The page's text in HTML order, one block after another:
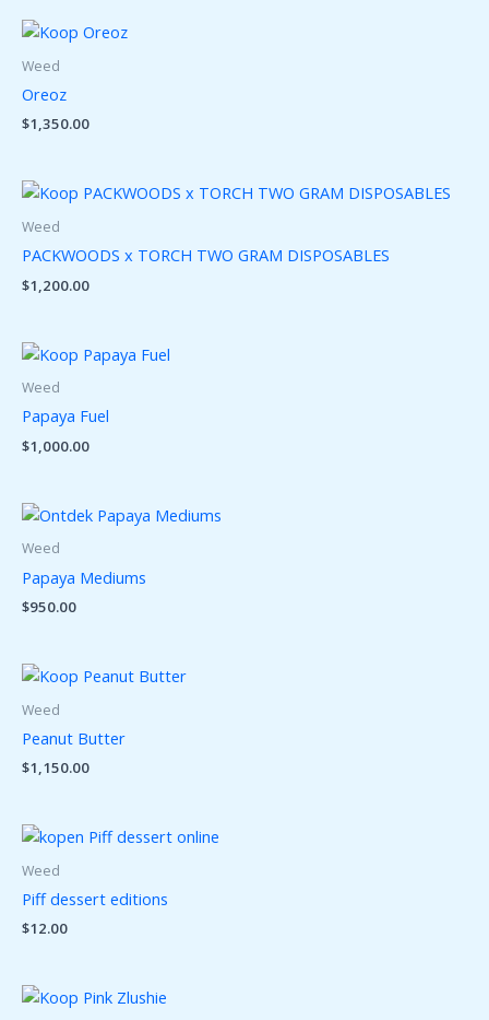
Weed
Oreoz
$1,350.00
Weed
PACKWOODS x TORCH TWO GRAM DISPOSABLES
$1,200.00
Weed
Papaya Fuel
$1,000.00
Weed
Papaya Mediums
$950.00
Weed
Peanut Butter
$1,150.00
Weed
Piff dessert editions
$12.00